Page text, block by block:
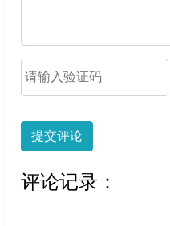
提交评论
评论记录：